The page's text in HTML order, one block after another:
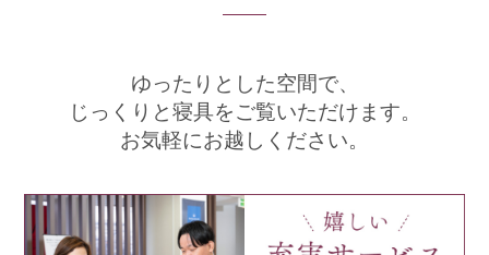
ゆったりとした空間で、
じっくりと寝具をご覧いただけます。
お気軽にお越しください。